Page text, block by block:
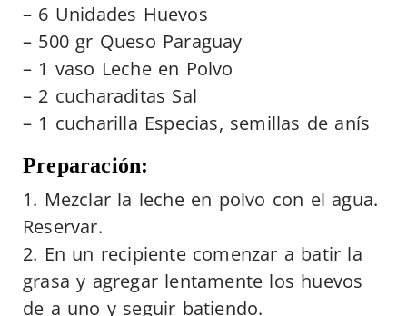
– 6 Unidades Huevos
– 500 gr Queso Paraguay
– 1 vaso Leche en Polvo
– 2 cucharaditas Sal
– 1 cucharilla Especias, semillas de anís​​
Prepara​ción:
​1. Mezclar la leche en polvo con el agua.
Reservar.
2. En un recipiente comenzar a batir la
grasa y agregar lentamente los huevos
de a uno y seguir batiendo.